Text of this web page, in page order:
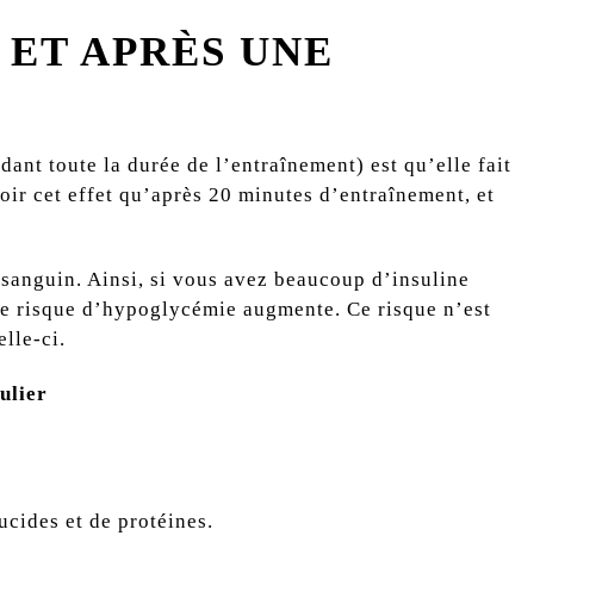
APRÈS UNE
toute la durée de l’entraînement) est qu’elle fait
cet effet qu’après 20 minutes d’entraînement, et
Ainsi, si vous avez beaucoup d’insuline
d’hypoglycémie augmente. Ce risque n’est
ci.
et de protéines.